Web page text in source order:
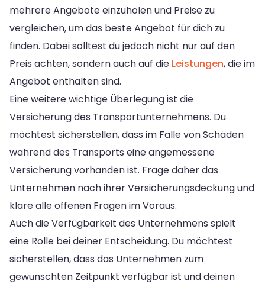
mehrere Angebote einzuholen und Preise zu
vergleichen, um das beste Angebot für dich zu
finden. Dabei solltest du jedoch nicht nur auf den
Preis achten, sondern auch auf die Leistungen, die im
Angebot enthalten sind.
Eine weitere wichtige Überlegung ist die
Versicherung des Transportunternehmens. Du
möchtest sicherstellen, dass im Falle von Schäden
während des Transports eine angemessene
Versicherung vorhanden ist. Frage daher das
Unternehmen nach ihrer Versicherungsdeckung und
kläre alle offenen Fragen im Voraus.
Auch die Verfügbarkeit des Unternehmens spielt
eine Rolle bei deiner Entscheidung. Du möchtest
sicherstellen, dass das Unternehmen zum
gewünschten Zeitpunkt verfügbar ist und deinen